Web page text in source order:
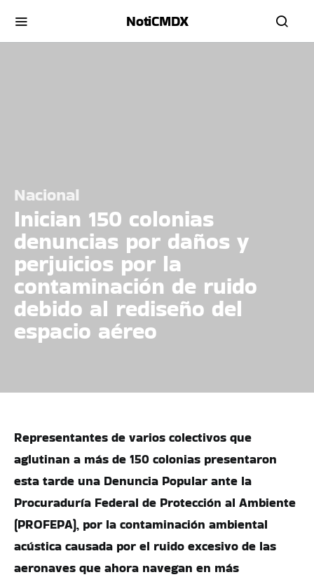
NotiCMDX
Nacional
Inician 150 colonias
denuncias por daños y
perjuicios por la
contaminación de ruido
debido al rediseño del
espacio aéreo
Representantes de varios colectivos que
aglutinan a más de 150 colonias presentaron
esta tarde una Denuncia Popular ante la
Procuraduría Federal de Protección al Ambiente
(PROFEPA), por la contaminación ambiental
acústica causada por el ruido excesivo de las
aeronaves que ahora navegan en más